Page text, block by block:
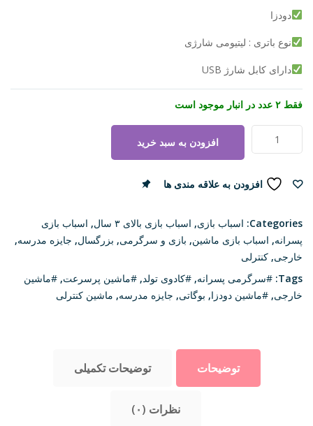
دودزا
نوع باتری : لیتیومی شارژی
دارای کابل شارژ USB
فقط ۲ عدد در انبار موجود است
دودزا
مقیاس
1:12
عدد
افزودن به سبد خرید
افزودن به علاقه مندی ها
Categories: اسباب بازی, اسباب بازی بالای ۳ سال , اسباب بازی
پسرانه, اسباب بازی ماشین, بازی و سرگرمی, بزرگسال, جایزه مدرسه,
خارجی, کنترلی
Tags: #سرگرمی پسرانه, #کادوی تولد, #ماشین پرسرعت, #ماشین
خارجی, #ماشین دودزا, بوگاتی, جایزه مدرسه, ماشین کنترلی
توضیحات توضیحات تکمیلی
نظرات (۰)